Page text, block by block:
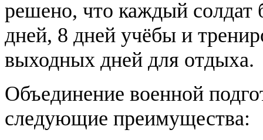
решено, что каждый солдат
дней, 8 дней учёбы и
выходных дней для отдыха.
Объединение военной
следующие преимущества: